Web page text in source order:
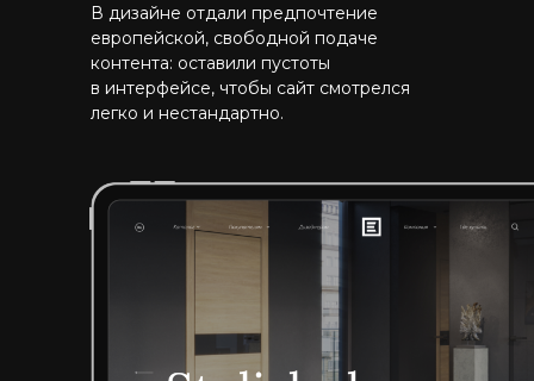
В дизайне отдали предпочтение
европейской, свободной подаче
контента: оставили пустоты
в интерфейсе, чтобы сайт смотрелся
легко и нестандартно.